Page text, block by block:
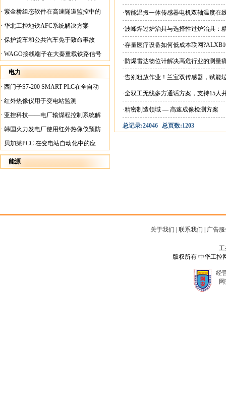
· 紫金桥组态软件在高速隧道监控中的
应用
· 华北工控地铁AFC系统解决方案
· 保护货车和公共汽车免于致命事故
· WAGO接线端子在大秦重载铁路信号
楼设备中的应用
电力
· 西门子S7-200 SMART PLC在全自动
蓄电池短路内阻检测机上的应用
· 红外热像仪用于变电站监测
· 亚控科技——电厂输煤程控制系统解
决方案
· 韩国火力发电厂使用红外热像仪预防
火灾
· 贝加莱PCC 在变电站自动化中的应
用
能源
·智能温振一体传感器电机双轴温度在
·波峰焊过炉治具与选择性过炉治具：
·存量医疗设备如何低成本联网
·防爆雷达物位计解决高危行业的测量
·告别粗放作业！兰宝双传感器，赋能
·全双工无线多方通话方案，支持15人
·精密制造领域 — 高速成像检测方案
总记录:24046 总页数:1203
关于我们 联系我们 广告
工
版权所有 中华工控
经